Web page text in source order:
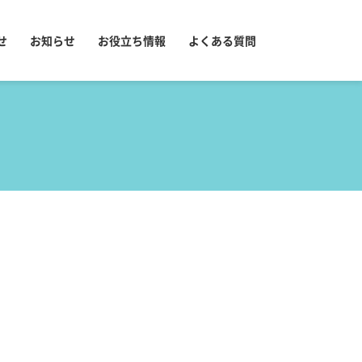
お知らせ お役立ち情報 よくある質問